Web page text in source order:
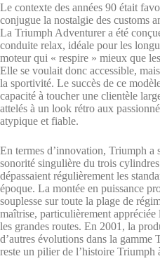
Le contexte des années 90 était
conjugue la nostalgie des customs
La Triumph Adventurer a été
conduite relax, idéale pour les
moteur qui « respire » mieux que
Elle se voulait donc accessible,
la sportivité. Le succès de ce
capacité à toucher une clientèle
attelés à un look rétro aux
atypique et fiable.
En termes d’innovation, Triumph a
sonorité singulière du trois
dépassaient régulièrement les
époque. La montée en puissance
souplesse sur toute la plage de
maîtrise, particulièrement
les grandes routes. En 2001, la
d’autres évolutions dans la
reste un pilier de l’histoire Triumph